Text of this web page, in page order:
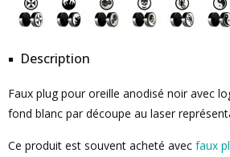
Description
Faux plug pour oreille anodisé noir avec
fond blanc par découpe au laser
Ce produit est souvent acheté avec faux